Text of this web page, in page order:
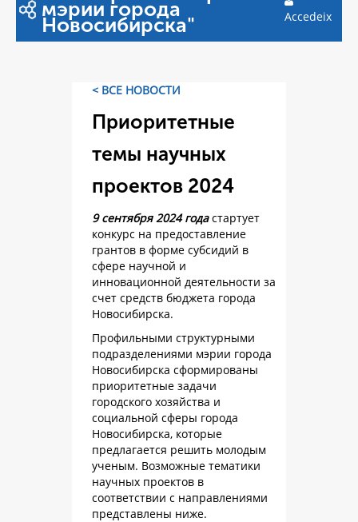
мэрии города
Новосибирска" Accedeix
< ВСЕ НОВОСТИ
Приоритетные
темы научных
проектов 2024
9 сентября 2024 годастартует
конкурс на предоставление
грантов в форме субсидий в
сфере научной и
инновационной деятельности за
счет средств бюджета города
Новосибирска.
Профильными структурными
подразделениями мэрии города
Новосибирска сформированы
приоритетные задачи
городского хозяйства и
социальной сферы города
Новосибирска, которые
предлагается решить молодым
ученым. Возможные тематики
научных проектов в
соответствии с направлениями
представлены ниже.